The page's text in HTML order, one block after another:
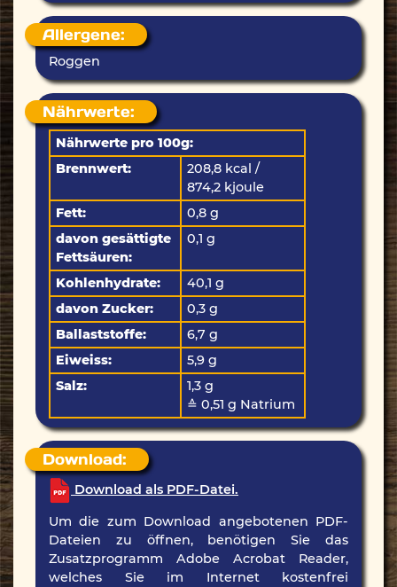
Allergene:
Roggen
Nährwerte:
Nährwerte pro 100g:
Brennwert:
208,8 kcal /
874,2 kjoule
Fett:
0,8 g
davon gesättigte
Fettsäuren:
0,1 g
Kohlenhydrate:
40,1 g
davon Zucker:
0,3 g
Ballaststoffe:
6,7 g
Eiweiss:
5,9 g
Salz:
1,3 g
≙ 0,51 g Natrium
Download:
Download als PDF-Datei.
Um die zum Download angebotenen PDF-
Dateien zu öffnen, benötigen Sie das
Zusatzprogramm Adobe Acrobat Reader,
welches Sie im Internet kostenfrei